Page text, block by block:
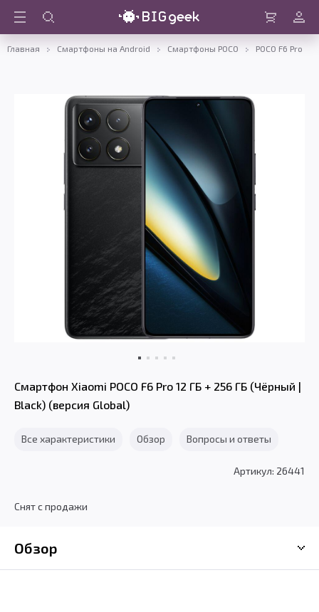
Войти
Главная Смартфоны на Android Смартфоны POCO POCO F6 Pro
Смартфон Xiaomi POCO F6 Pro 12 ГБ + 256 ГБ (Чёрный |
Black) (версия Global)
Все характеристики Обзор Вопросы и ответы
Артикул: 26441
Снят с продажи
Обзор